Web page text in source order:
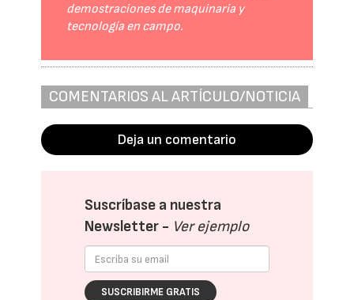
demostraciones de maquinaria y
tecnología en campo.
COMENTARIOS AL ARTÍCULO/NOTICIA
Deja un comentario
Suscríbase a nuestra
Newsletter - Ver ejemplo
SUSCRIBIRME GRATIS